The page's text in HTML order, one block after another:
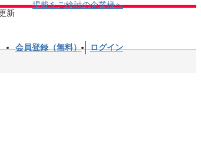
新
掲載をご検討の企業様へ
会員登録（無料） ログイン